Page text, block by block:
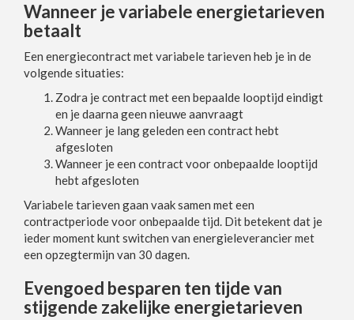
Wanneer je variabele energietarieven
betaalt
Een energiecontract met variabele tarieven heb je in de
volgende situaties:
Zodra je contract met een bepaalde looptijd eindigt
en je daarna geen nieuwe aanvraagt
Wanneer je lang geleden een contract hebt
afgesloten
Wanneer je een contract voor onbepaalde looptijd
hebt afgesloten
Variabele tarieven gaan vaak samen met een
contractperiode voor onbepaalde tijd. Dit betekent dat je
ieder moment kunt switchen van energieleverancier met
een opzegtermijn van 30 dagen.
Evengoed besparen ten tijde van
stijgende zakelijke energietarieven